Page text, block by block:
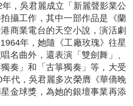
，吳君麗成立「新麗聲影業公
攝工作，其中一部作品是《蘭
商業電台的天空小說，演活劇
年，她隨《工廠玫瑰》往星
名曲外，還表演「雙劍舞」、
奏」和「古箏獨奏」等，大受
代，吳君麗多次榮膺《華僑晚
金球獎，為她的銀壇事業再添